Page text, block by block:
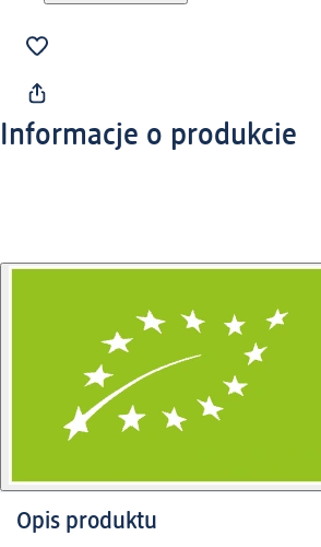
Informacje o produkcie
Opis produktu